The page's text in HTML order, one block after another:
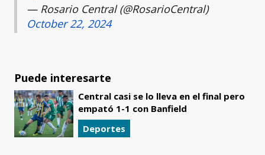
— Rosario Central (@RosarioCentral)
October 22, 2024
Puede interesarte
Central casi se lo lleva en el final pero
empató 1-1 con Banfield
Deportes